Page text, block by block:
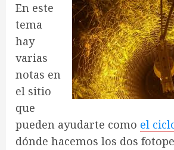
En este
tema
hay
varias
notas en
el sitio
que
pueden ayudarte como el
dónde hacemos los dos